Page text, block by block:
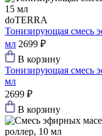
doTERRA
Тонизирующая смесь
мл 2699 ₽
В корзину
Тонизирующая смесь
мл
2699 ₽
В корзину